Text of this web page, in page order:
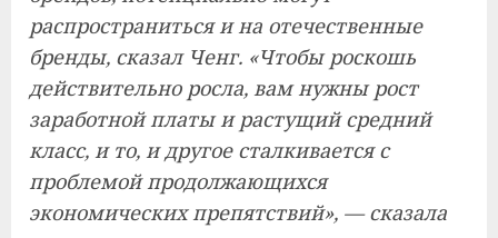
распространиться и на отечественные
бренды, сказал Ченг. «Чтобы роскошь
действительно росла, вам нужны рост
заработной платы и растущий средний
класс, и то, и другое сталкивается с
проблемой продолжающихся
экономических препятствий», — сказала